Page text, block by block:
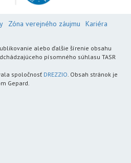
Zóna verejného záujmu
Kariéra
alebo ďalšie šírenie obsahu
písomného súhlasu TASR
spoločnosť DREZZIO. Obsah stránok je
Gepard.